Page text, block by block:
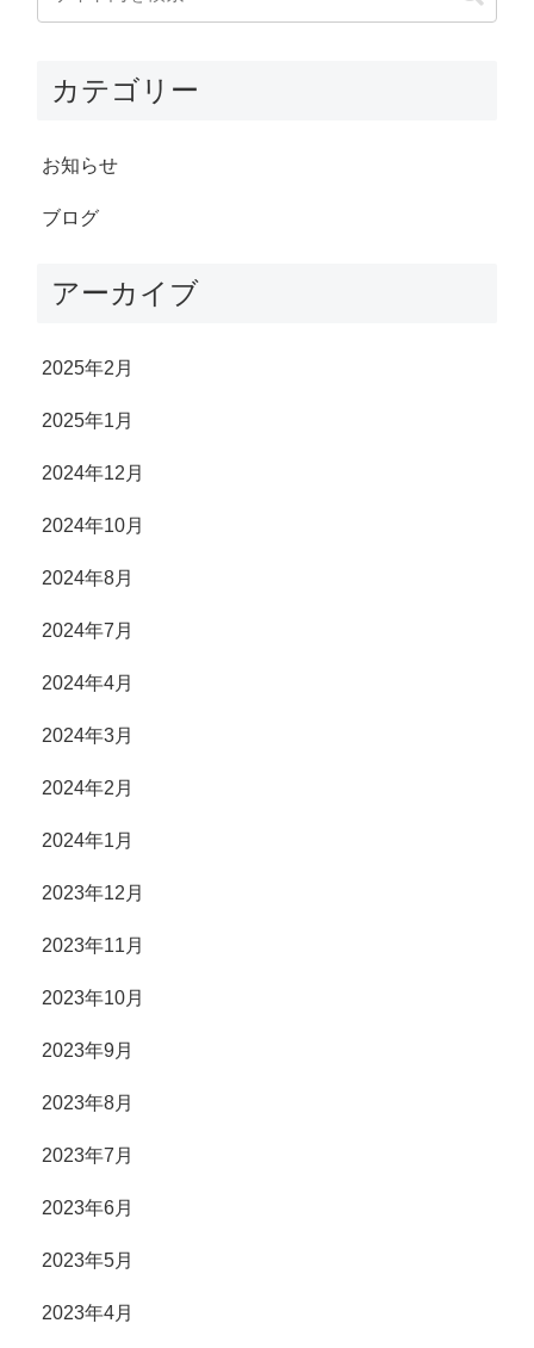
カテゴリー
お知らせ
ブログ
アーカイブ
2025年2月
2025年1月
2024年12月
2024年10月
2024年8月
2024年7月
2024年4月
2024年3月
2024年2月
2024年1月
2023年12月
2023年11月
2023年10月
2023年9月
2023年8月
2023年7月
2023年6月
2023年5月
2023年4月